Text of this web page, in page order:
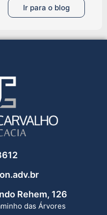
Ir para o blog
Rehem, 126
das Árvores